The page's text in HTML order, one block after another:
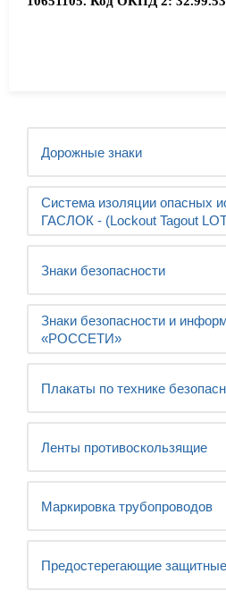
Дорожные знаки
Система изоляции опасных
ГАСЛОК - (Lockout Tagout
Знаки безопасности
Знаки безопасности и
«РОССЕТИ»
Плакаты по технике
Ленты противоскользящие
Маркировка трубопроводов
Предостерегающие